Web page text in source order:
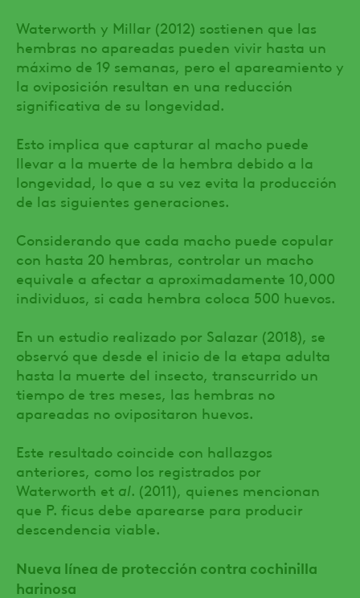
Waterworth y Millar (2012) sostienen que las
hembras no apareadas pueden vivir hasta un
máximo de 19 semanas, pero el apareamiento y
la oviposición resultan en una reducción
significativa de su longevidad.
Esto implica que capturar al macho puede
llevar a la muerte de la hembra debido a la
longevidad, lo que a su vez evita la producción
de las siguientes generaciones.
Considerando que cada macho puede copular
con hasta 20 hembras, controlar un macho
equivale a afectar a aproximadamente 10,000
individuos, si cada hembra coloca 500 huevos.
En un estudio realizado por Salazar (2018), se
observó que desde el inicio de la etapa adulta
hasta la muerte del insecto, transcurrido un
tiempo de tres meses, las hembras no
apareadas no ovipositaron huevos.
Este resultado coincide con hallazgos
anteriores, como los registrados por
Waterworth et al. (2011), quienes mencionan
que P. ficus debe aparearse para producir
descendencia viable.
Nueva línea de protección contra cochinilla
harinosa